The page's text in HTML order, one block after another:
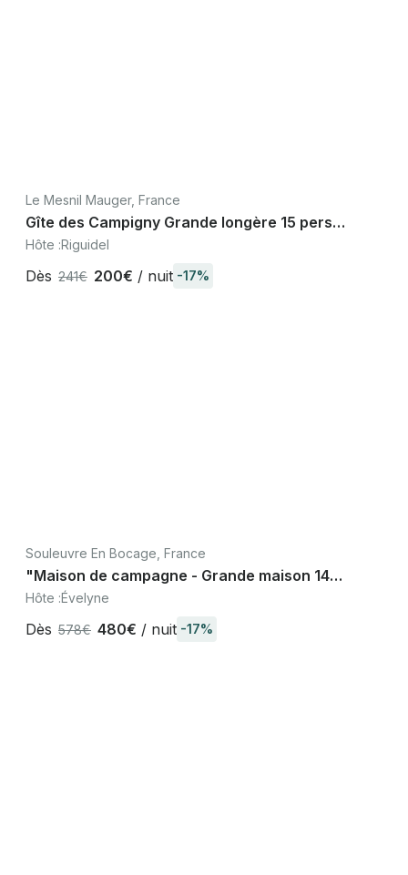
Le Mesnil Mauger, France
Gîte des Campigny Grande longère 15 pers
piscine pays d'auge
Hôte :Riguidel
Dès 241€ 200€ / nuit -17%
Souleuvre En Bocage, France
"Maison de campagne - Grande maison 14
personnes Pont Souleuvre, Normandie"
Hôte :Évelyne
Dès 578€ 480€ / nuit -17%